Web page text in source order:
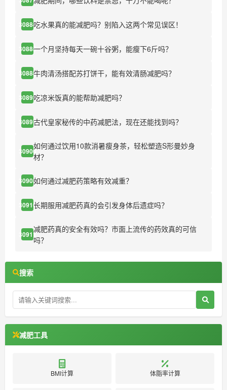
30884吃水果真的能减肥吗？别陷入这两个常见误区！
30885一个月坚持每天一碗十谷粥，能瘦下6斤吗？
30888牛肉清汤搭配苏打饼干，能有效清肠减肥吗？
30893吃凉米饭真的能帮助减肥吗？
30897古代皇家秘传的中药减肥法，现在还能找到吗？
30900
如何通过饮用10款消暑瘦身茶，轻松塑造S形曼妙身
材？
30903如何通过减肥药策略有效减重？
30910长期服用减肥药真的会引发身体后遗症吗？
30911
减肥药真的安全有效吗？市面上流传的药效真的可信
吗？
搜索
减肥工具
BMI计算 体脂率计算